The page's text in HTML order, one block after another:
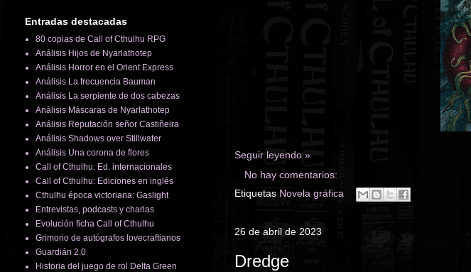
Seguir leyendo »
No hay comentarios:
Etiquetas Novela gráfica
26 de abril de 2023
Dredge
Entradas destacadas
80 copias de Call of Cthulhu RPG
Análisis Hijos de Nyarlathotep
Análisis Horror en el Orient Express
Análisis La frecuencia Bauman
Análisis La serpiente de dos cabezas
Análisis Máscaras de Nyarlathotep
Análisis Reputación señor Castiñeira
Análisis Shadows over Stillwater
Análisis Una corona de flores
Call of Cthulhu: Ed. internacionales
Call of Cthulhu: Ediciones en inglés
Cthulhu época victoriana: Gaslight
Entrevistas, podcasts y charlas
Evolución ficha Call of Cthulhu
Grimorio de autógrafos lovecraftianos
Guardián 2.0
Historia del juego de rol Delta Green